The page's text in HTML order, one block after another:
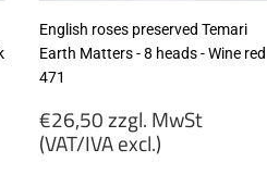
English roses preserved Temari
Earth Matters - 8 heads - Wine red
471
Regular
price
€26,50 zzgl. MwSt
(VAT/IVA excl.)